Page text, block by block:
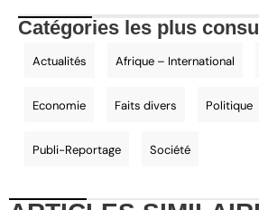
Catégories les plus
Actualités Afrique – International
Economie Faits divers Politique
Publi-Reportage Société